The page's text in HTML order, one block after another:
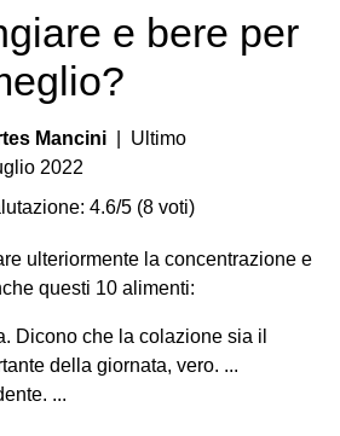
e bere per
Mancini | Ultimo
2022
4.6/5 (8 voti)
ulteriormente la concentrazione e
questi 10 alimenti:
Dicono che la colazione sia il
della giornata, vero. ...
...